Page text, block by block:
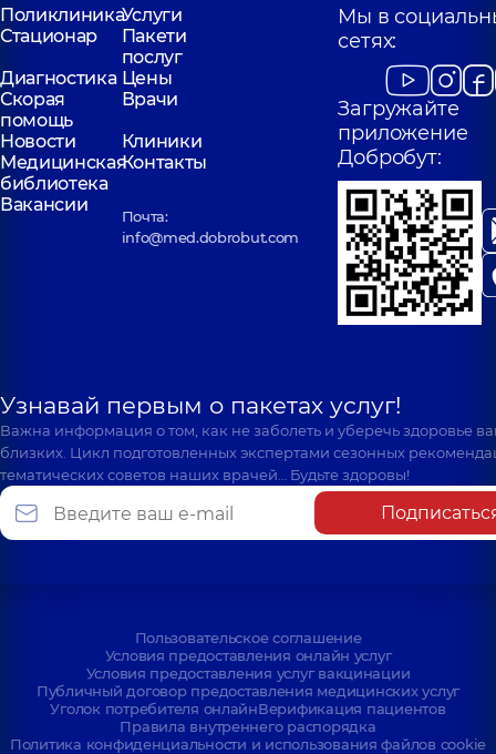
ПоликлиникаУслуги
Стационар
Пакети
послуг
Диагностика Цены
Скорая
помощь
Врачи
Новости
Клиники
Медицинская
библиотека
Контакты
Вакансии
Почта:
info@med.dobrobut.com
Мы в
сетях:
Загружайте
приложение
Добробут:
Узнавай первым о пакетах услуг!
Важна информация о том, как не заболеть и уберечь здоровье
близких. Цикл подготовленных экспертами сезонных
тематических советов наших врачей… Будьте здоровы!
Пользовательское соглашение
Условия предоставления онлайн услуг
Условия предоставления услуг вакцинации
Публичный договор предоставления медицинских услуг
Уголок потребителя онлайнВерификация пациентов
Правила внутреннего распорядка
Политика конфиденциальности и использования файлов cookie